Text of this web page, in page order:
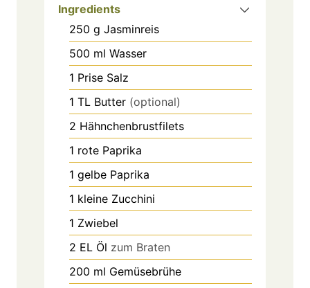
Ingredients
250 g Jasminreis
500 ml Wasser
1 Prise Salz
1 TL Butter (optional)
2 Hähnchenbrustfilets
1 rote Paprika
1 gelbe Paprika
1 kleine Zucchini
1 Zwiebel
2 EL Öl zum Braten
200 ml Gemüsebrühe